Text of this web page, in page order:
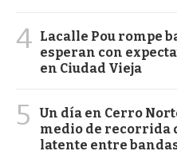
4 Lacalle Pou rompe
esperan con
en Ciudad Vieja
5
Un día en Cerro
medio de recorrida
latente entre